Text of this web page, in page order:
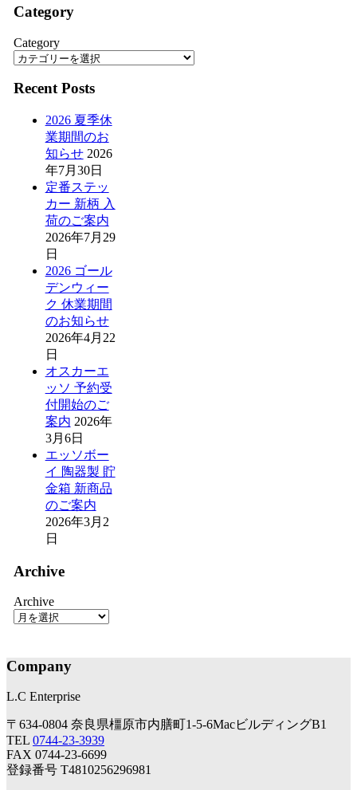
Category
Category
Recent Posts
2026 夏季休
業期間のお
知らせ 2026
年7月30日
定番ステッ
カー 新柄 入
荷のご案内
2026年7月29
日
2026 ゴール
デンウィー
ク 休業期間
のお知らせ
2026年4月22
日
オスカーエ
ッソ 予約受
付開始のご
案内 2026年
3月6日
エッソボー
イ 陶器製 貯
金箱 新商品
のご案内
2026年3月2
日
Archive
Archive
Company
L.C Enterprise
〒634-0804 奈良県橿原市内膳町1-5-6MacビルディングB1
TEL 0744-23-3939
FAX 0744-23-6699
登録番号 T4810256296981